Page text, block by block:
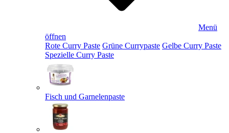
Menü
öffnen
Rote Curry Paste Grüne Currypaste Gelbe Curry Paste
Spezielle Curry Paste
Fisch und Garnelenpaste